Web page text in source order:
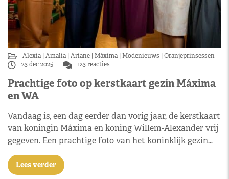
Alexia Amalia Ariane Máxima Modenieuws
Oranjeprinsessen
23 dec 2025
123 reacties
Prachtige foto op kerstkaart gezin Máxima
en WA
Vandaag is, een dag eerder dan vorig jaar, de kerstkaart
van koningin Máxima en koning Willem-Alexander vrij
gegeven. Een prachtige foto van het koninklijk gezin…
Lees verder